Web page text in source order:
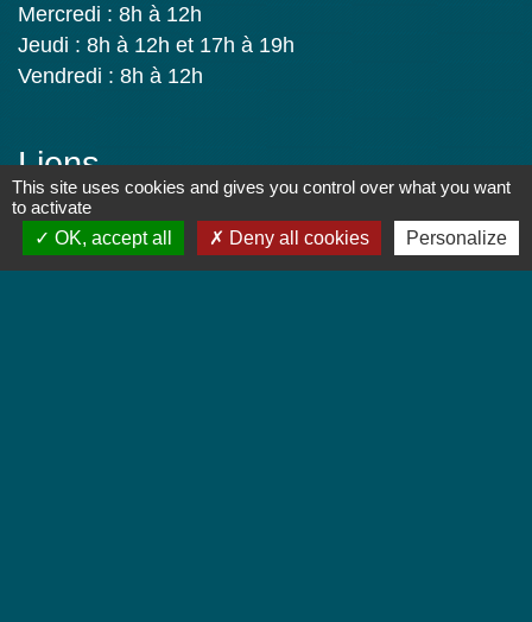
Mercredi : 8h à 12h
Jeudi : 8h à 12h et 17h à 19h
Vendredi : 8h à 12h
Liens
Colmar Agglomération
TRACE
Colmarienne des Eaux
This site uses cookies and gives you control over what you want
to activate
OK, accept all
Deny all cookies Personalize